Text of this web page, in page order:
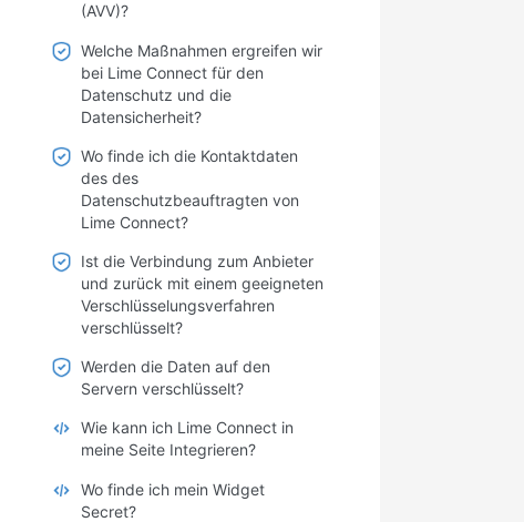
(AVV)?
Welche Maßnahmen ergreifen wir
bei Lime Connect für den
Datenschutz und die
Datensicherheit?
Wo finde ich die Kontaktdaten
des des
Datenschutzbeauftragten von
Lime Connect?
Ist die Verbindung zum Anbieter
und zurück mit einem geeigneten
Verschlüsselungsverfahren
verschlüsselt?
Werden die Daten auf den
Servern verschlüsselt?
Wie kann ich Lime Connect in
meine Seite Integrieren?
Wo finde ich mein Widget
Secret?